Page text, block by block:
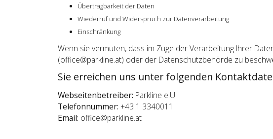
Übertragbarkeit der Daten
Wiederruf und Widerspruch zur Datenverarbeitung
Einschränkung
Wenn sie vermuten, dass im Zuge der Verarbeitung Ihrer
(office@parkline.at) oder der Datenschutzbehörde zu
Sie erreichen uns unter folgenden
Webseitenbetreiber: Parkline e.U.
Telefonnummer: +43 1 3340011
Email: office@parkline.at